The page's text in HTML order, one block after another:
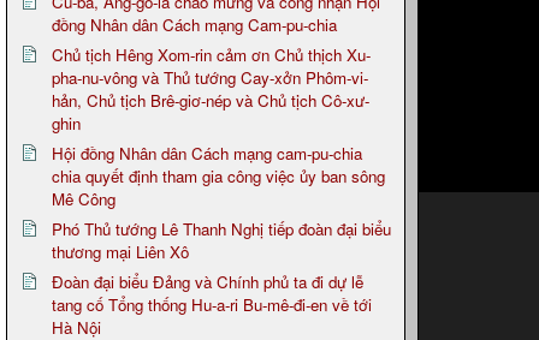
đồng Nhân dân Cách mạng Cam-pu-chia
Chủ tịch Hêng Xom-rin cảm ơn Chủ thịch Xu-
pha-nu-vông và Thủ tướng Cay-xởn Phôm-vi-
hản, Chủ tịch Brê-giơ-nép và Chủ tịch Cô-xư-
ghin
Hội đồng Nhân dân Cách mạng cam-pu-chia
chia quyết định tham gia công việc ủy ban sông
Mê Công
Phó Thủ tướng Lê Thanh Nghị tiếp đoàn đại biểu
thương mại Liên Xô
Đoàn đại biểu Đảng và Chính phủ ta đi dự lễ
tang cố Tổng thống Hu-a-ri Bu-mê-đi-en về tới
Hà Nội